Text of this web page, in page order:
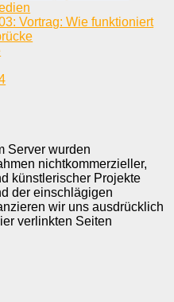
Vortrag: Wie funktioniert
Server wurden
nichtkommerzieller,
künstlerischer Projekte
der einschlägigen
wir uns ausdrücklich
verlinkten Seiten